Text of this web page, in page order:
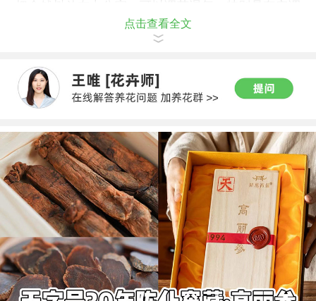
的地方。会使人的身心更健康。
点击查看全文